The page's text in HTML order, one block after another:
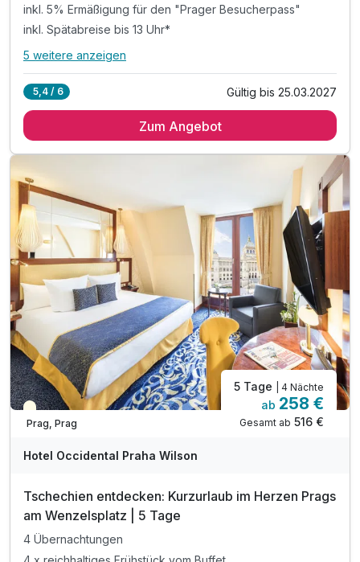
inkl. 5% Ermäßigung für den "Prager Besucherpass"
inkl. Spätabreise bis 13 Uhr*
Alle Inklusivleistungen
3 x reichhaltiges Frühstück vom Buffet
1 x Welcome Drink**
inkl. 10% Preisnachlass an der Hotelbar
inkl. VIP Pflegeserie / Badezimmerartikel
inkl. WLAN Nutzung im Hotel
*nach Verfügbarkeit möglich
5 weitere anzeigen
5,4 / 6 Gültig bis 25.03.2027
Zum Angebot
Teilweise ausgelastet
Prag, Prag
5 Tage | 4 Nächte
ab 258 €
Gesamt ab 516 €
Hotel Occidental Praha Wilson
Tschechien entdecken: Kurzurlaub im Herzen Prags
am Wenzelsplatz | 5 Tage
4 Übernachtungen